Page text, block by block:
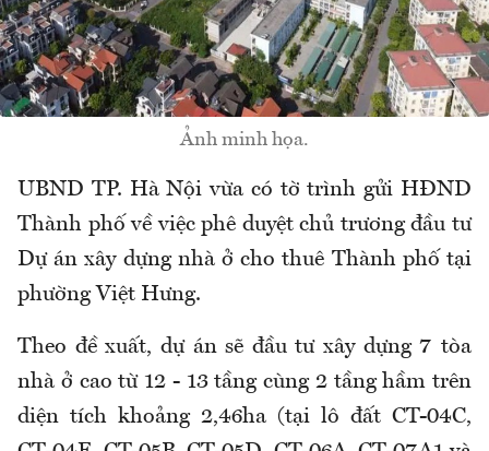
Ảnh minh họa.
UBND TP. Hà Nội vừa có tờ trình gửi HĐND
Thành phố về việc phê duyệt chủ trương đầu tư
Dự án xây dựng nhà ở cho thuê Thành phố tại
phường Việt Hưng.
Theo đề xuất, dự án sẽ đầu tư xây dựng 7 tòa
nhà ở cao từ 12 - 13 tầng cùng 2 tầng hầm trên
diện tích khoảng 2,46ha (tại lô đất CT-04C,